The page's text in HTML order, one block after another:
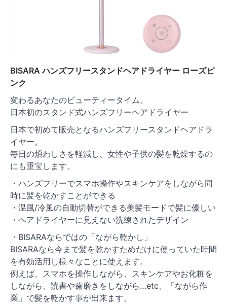
BISARA ハンズフリースタンドヘアドライヤー ローズピ
ンク
変わるあなたのビューティータイム。
日本初のスタンド式ハンズフリーヘアドライヤー
日本で初めて販売となるハンズフリースタンドヘアドラ
イヤー。
毎日の煩わしさを軽減し、女性や子供の髪を乾燥するの
にも重宝します。
・ハンズフリーでスマホ操作やスキンケアをしながら同
時に髪を乾かすことができる
・温風/冷風の自動切替ができる美髪モードで髪に優しい
・ヘアドライヤーに見えない洗練されたデザイン
・BISARAならではの「ながら乾かし」
BISARAなら今まで髪を乾かすためだけに使っていた時間
を有効活用し様々なことに使えます。
例えば、スマホを操作しながら、スキンケアやお化粧を
しながら、読書や歯磨きをしながら…etc、「ながら作
業」で髪を乾かす事が出来ます。